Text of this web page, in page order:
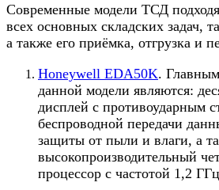
Современные модели ТСД
всех основных складских задач,
а также его приёмка, отгрузка и
Honeywell EDA50K.
данной модели являются:
дисплей с противоударным
беспроводной передачи
защиты от пыли и влаги, а
высокопроизводительный
процессор с частотой 1,2